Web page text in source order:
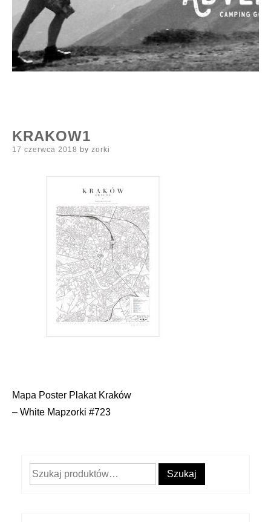
KRAKOW1
Posted
17 czerwca 2018 by zorki
Nawigacja
Mapa Poster Plakat Kraków
– White Mapzorki #723
Szukaj: Szukaj